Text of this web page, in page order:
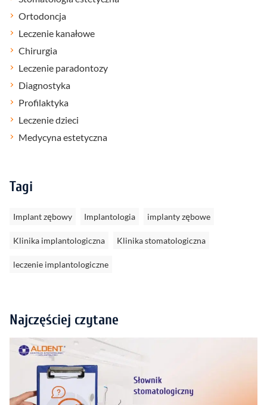
Ortodoncja
Leczenie kanałowe
Chirurgia
Leczenie paradontozy
Diagnostyka
Profilaktyka
Leczenie dzieci
Medycyna estetyczna
Tagi
Implant zębowy Implantologia implanty zębowe
Klinika implantologiczna Klinika stomatologiczna
leczenie implantologiczne
Najczęściej czytane